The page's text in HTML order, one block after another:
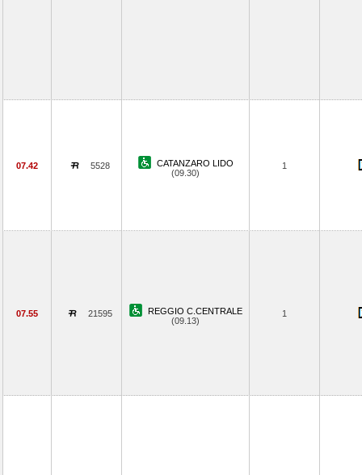
07.42 5528
CATANZARO LIDO
(09.30)
1
07.55 21595
REGGIO C.CENTRALE
(09.13)
1